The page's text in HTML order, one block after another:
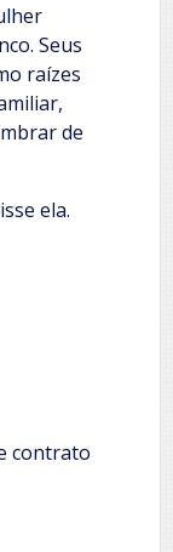
Seus
raízes
de
ela.
contrato